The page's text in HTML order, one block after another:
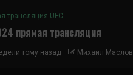
трансляция UFC
прямая трансляция
тому назад Михаил Маслов